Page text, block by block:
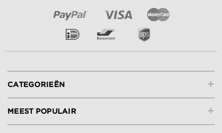
+
CATEGORIEËN
+
MEEST POPULAIR